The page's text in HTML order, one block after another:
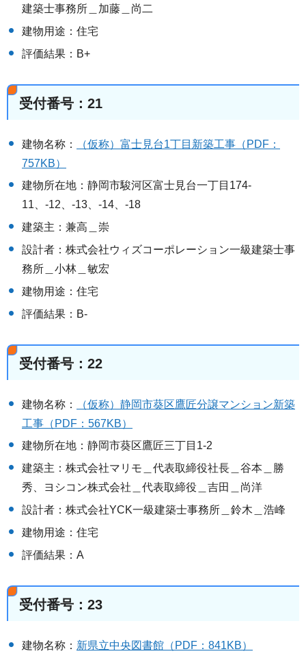
建築士事務所＿加藤＿尚二
建物用途：住宅
評価結果：B+
受付番号：21
建物名称：
（仮称）富士見台1丁目新築工事（PDF：
757KB）
建物所在地：静岡市駿河区富士見台一丁目174-
11、-12、-13、-14、-18
建築主：兼高＿崇
設計者：株式会社ウィズコーポレーション一級建築士事
務所＿小林＿敏宏
建物用途：住宅
評価結果：B-
受付番号：22
建物名称：
（仮称）静岡市葵区鷹匠分譲マンション新築
工事（PDF：567KB）
建物所在地：静岡市葵区鷹匠三丁目1-2
建築主：株式会社マリモ＿代表取締役社長＿谷本＿勝
秀、ヨシコン株式会社＿代表取締役＿吉田＿尚洋
設計者：株式会社YCK一級建築士事務所＿鈴木＿浩峰
建物用途：住宅
評価結果：A
受付番号：23
建物名称： 新県立中央図書館（PDF：841KB）